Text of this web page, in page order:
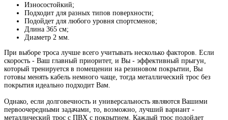
Износостойкий;
Подходит для разных типов поверхности;
Подойдет для любого уровня спортсменов;
Длина 365 см;
Диаметр 2 мм.
При выборе троса лучше всего учитывать несколько факторов. Если
скорость - Ваш главный приоритет, и Вы - эффективный прыгун,
который тренируется в помещении на резиновом покрытии, Вы
готовы менять кабель немного чаще, тогда металлический трос без
покрытия идеально подходит Вам.
Однако, если долговечность и универсальность являются Вашими
первоочередными задачами, то, возможно, лучший вариант -
металлический трос с ПВХ с покрытием. Каждый трос подойдет